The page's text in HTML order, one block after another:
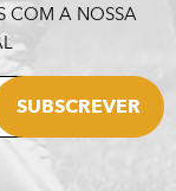
COM A NOSSA